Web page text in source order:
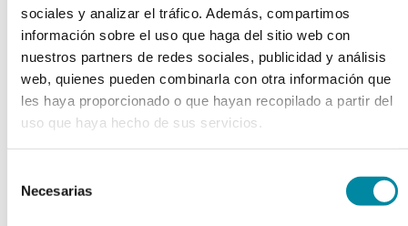
sociales y analizar el tráfico. Además, compartimos
información sobre el uso que haga del sitio web con
nuestros partners de redes sociales, publicidad y análisis
web, quienes pueden combinarla con otra información que
les haya proporcionado o que hayan recopilado a partir del
uso que haya hecho de sus servicios.
Necesarias
chevron_left chevron_right